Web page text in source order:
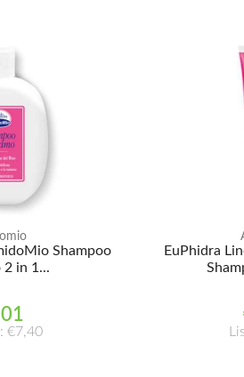
Shampoo
2 in 1...
€7,40
EuPhidra